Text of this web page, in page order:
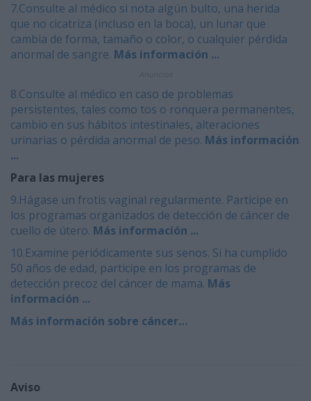
7.Consulte al médico si nota algún bulto, una herida
que no cicatriza (incluso en la boca), un lunar que
cambia de forma, tamaño o color, o cualquier pérdida
anormal de sangre. Más información ...
8.Consulte al médico en caso de problemas
persistentes, tales como tos o ronquera permanentes,
cambio en sus hábitos intestinales, alteraciones
urinarias o pérdida anormal de peso. Más información
...
Para las mujeres
9.Hágase un frotis vaginal regularmente. Participe en
los programas organizados de detección de cáncer de
cuello de útero. Más información ...
10.Examine periódicamente sus senos. Si ha cumplido
50 años de edad, participe en los programas de
detección precoz del cáncer de mama. Más
información ...
Más información sobre cáncer…
Aviso